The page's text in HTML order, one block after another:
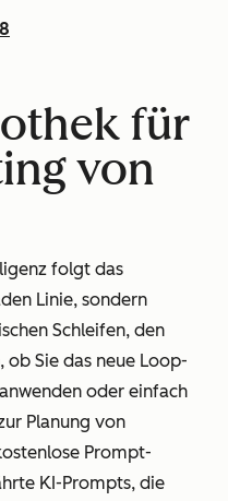
für
von
folgt das
Linie, sondern
Schleifen, den
ob Sie das neue Loop-
oder einfach
Planung von
Prompt-
KI-Prompts, die